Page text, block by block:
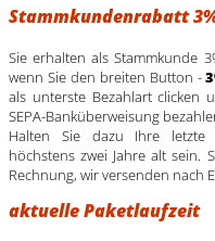
Stammkundenrabatt
Sie erhalten als Stammkunde
wenn Sie den breiten Button -
als unterste Bezahlart clicken
SEPA-Banküberweisung
Halten Sie dazu Ihre letzte
höchstens zwei Jahre alt sein.
Rechnung, wir versenden nach
aktuelle Paketlaufzeit